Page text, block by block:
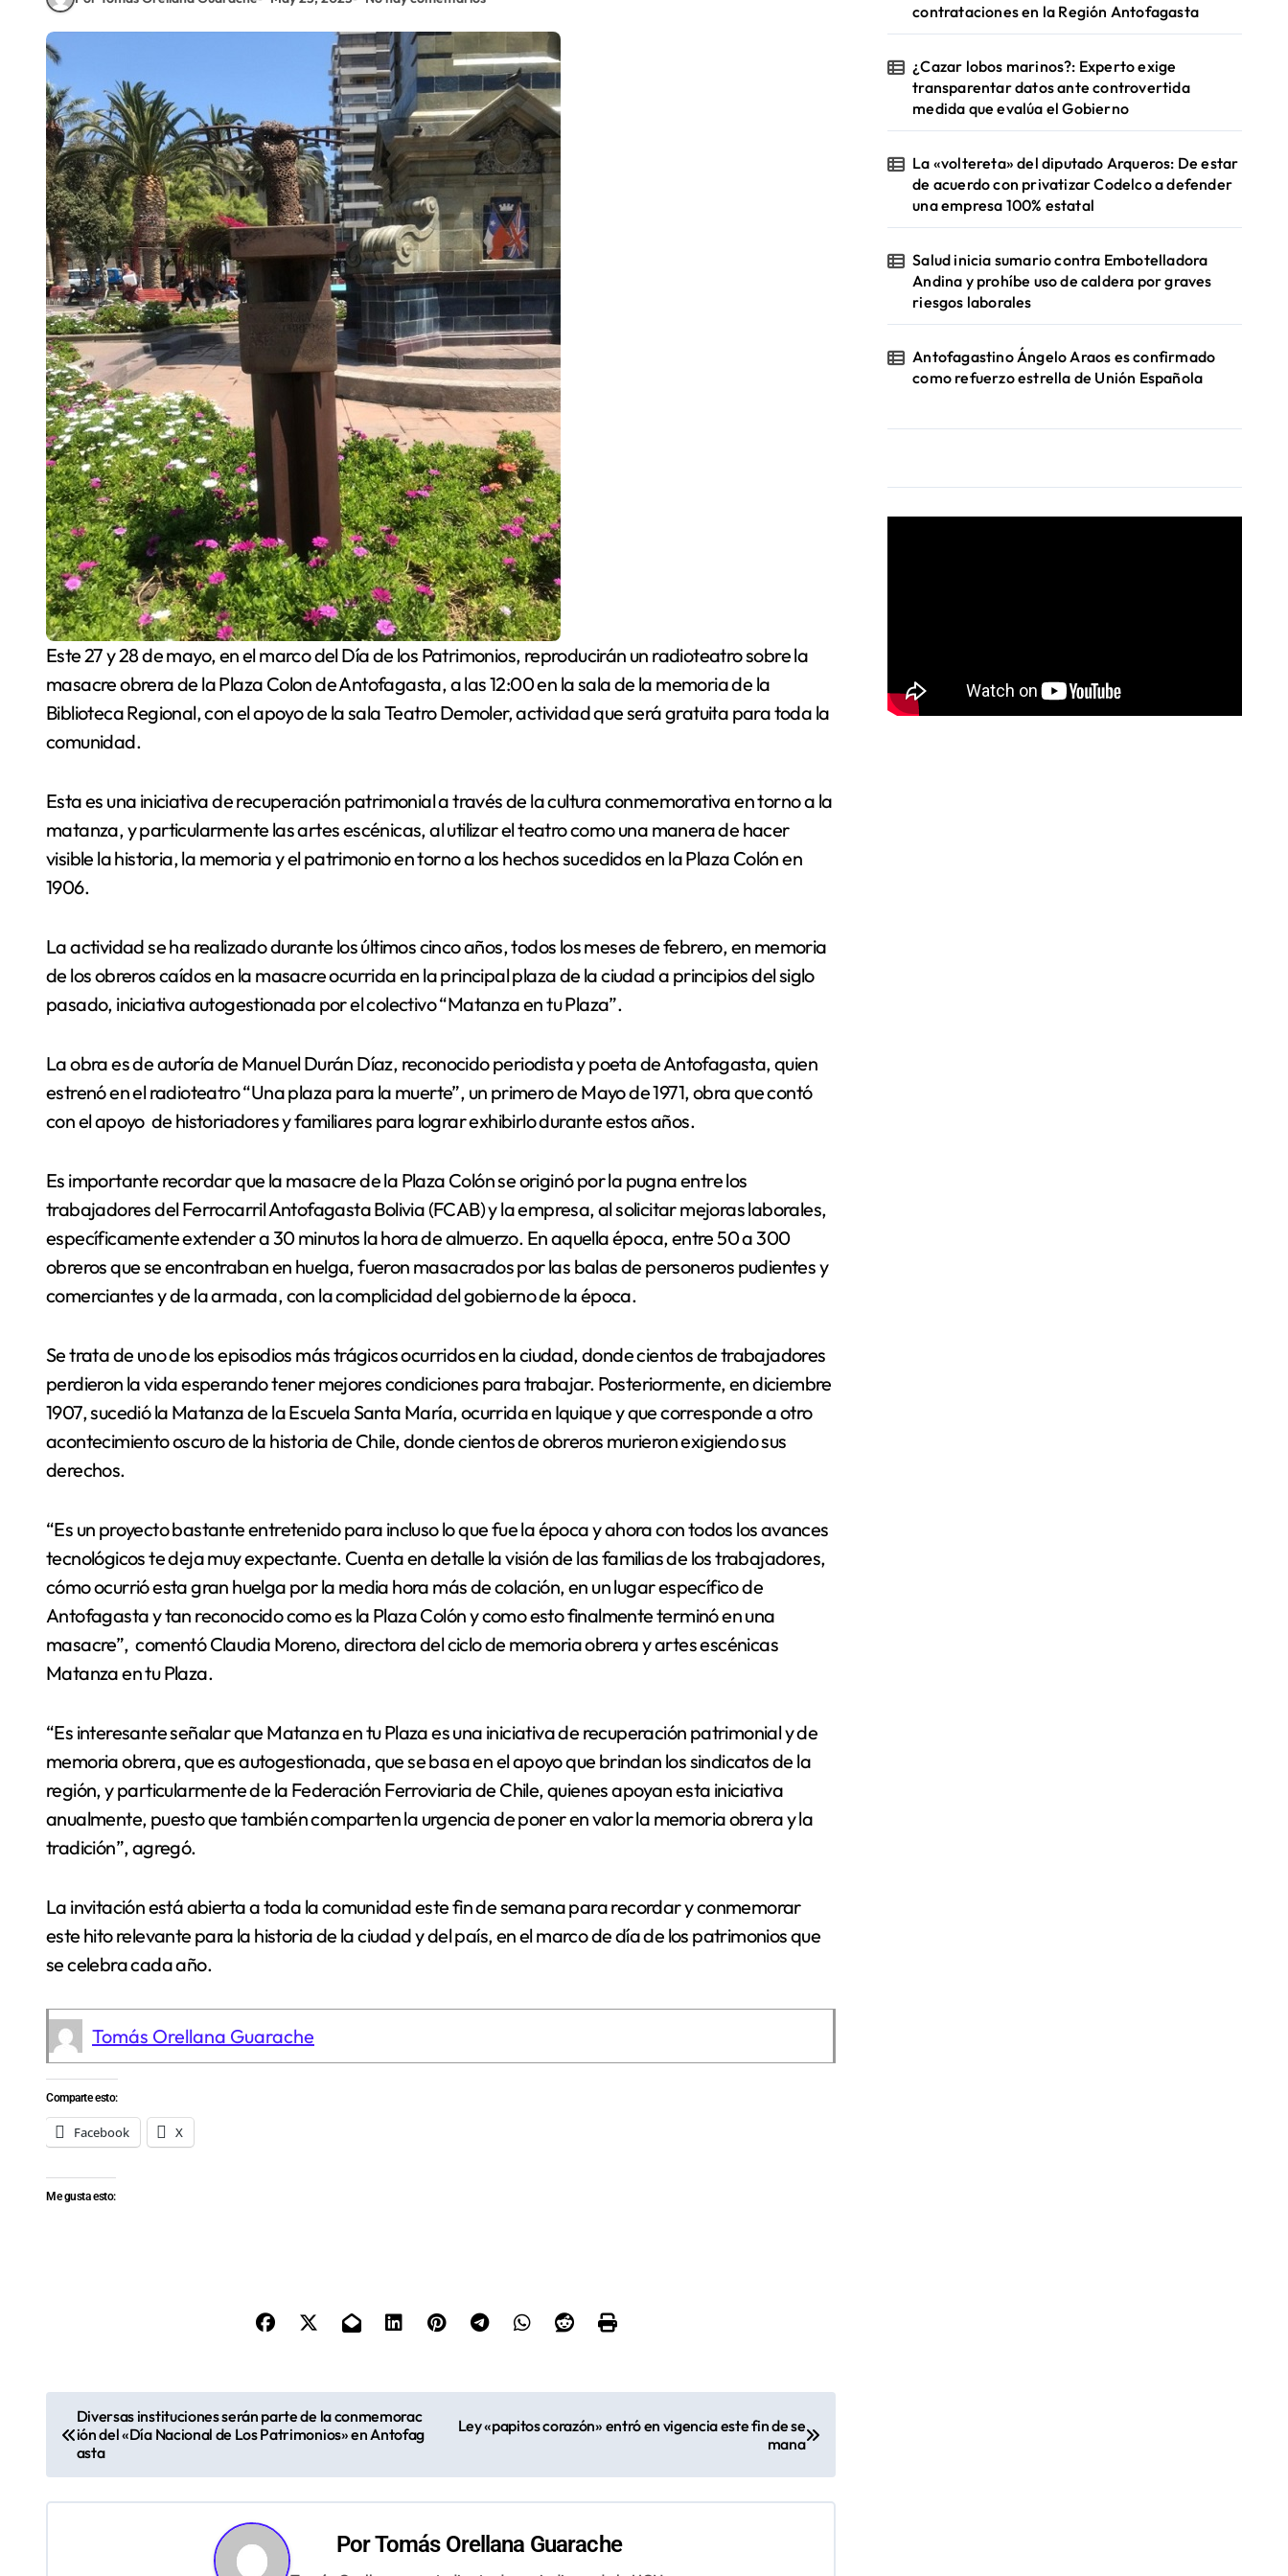
Este 27 y 28 de mayo, en el marco del Día de los Patrimonios, reproducirán un radioteatro sobre la
masacre obrera de la Plaza Colon de Antofagasta, a las 12:00 en la sala de la memoria de la
Biblioteca Regional, con el apoyo de la sala Teatro Demoler, actividad que será gratuita para toda la
comunidad.
Esta es una iniciativa de recuperación patrimonial a través de la cultura conmemorativa en torno a la
matanza, y particularmente las artes escénicas, al utilizar el teatro como una manera de hacer
visible la historia, la memoria y el patrimonio en torno a los hechos sucedidos en la Plaza Colón en
1906.
La actividad se ha realizado durante los últimos cinco años, todos los meses de febrero, en memoria
de los obreros caídos en la masacre ocurrida en la principal plaza de la ciudad a principios del siglo
pasado, iniciativa autogestionada por el colectivo “Matanza en tu Plaza”.
La obra es de autoría de Manuel Durán Díaz, reconocido periodista y poeta de Antofagasta, quien
estrenó en el radioteatro “Una plaza para la muerte”, un primero de Mayo de 1971, obra que contó
con el apoyo de historiadores y familiares para lograr exhibirlo durante estos años.
Es importante recordar que la masacre de la Plaza Colón se originó por la pugna entre los
trabajadores del Ferrocarril Antofagasta Bolivia (FCAB) y la empresa, al solicitar mejoras laborales,
específicamente extender a 30 minutos la hora de almuerzo. En aquella época, entre 50 a 300
obreros que se encontraban en huelga, fueron masacrados por las balas de personeros pudientes y
comerciantes y de la armada, con la complicidad del gobierno de la época.
Se trata de uno de los episodios más trágicos ocurridos en la ciudad, donde cientos de trabajadores
perdieron la vida esperando tener mejores condiciones para trabajar. Posteriormente, en diciembre
1907, sucedió la Matanza de la Escuela Santa María, ocurrida en Iquique y que corresponde a otro
acontecimiento oscuro de la historia de Chile, donde cientos de obreros murieron exigiendo sus
derechos.
“Es un proyecto bastante entretenido para incluso lo que fue la época y ahora con todos los avances
tecnológicos te deja muy expectante. Cuenta en detalle la visión de las familias de los trabajadores,
cómo ocurrió esta gran huelga por la media hora más de colación, en un lugar específico de
Antofagasta y tan reconocido como es la Plaza Colón y como esto finalmente terminó en una
masacre”, comentó Claudia Moreno, directora del ciclo de memoria obrera y artes escénicas
Matanza en tu Plaza.
“Es interesante señalar que Matanza en tu Plaza es una iniciativa de recuperación patrimonial y de
memoria obrera, que es autogestionada, que se basa en el apoyo que brindan los sindicatos de la
región, y particularmente de la Federación Ferroviaria de Chile, quienes apoyan esta iniciativa
anualmente, puesto que también comparten la urgencia de poner en valor la memoria obrera y la
tradición”, agregó.
La invitación está abierta a toda la comunidad este fin de semana para recordar y conmemorar
este hito relevante para la historia de la ciudad y del país, en el marco de día de los patrimonios que
se celebra cada año.
Tomás Orellana Guarache
Comparte esto:
Facebook X
Me gusta esto:
v
Diversas instituciones serán parte de la conmemorac
ión del «Día Nacional de Los Patrimonios» en Antofag
asta
Ley «papitos corazón» entró en vigencia este fin de se
mana
PorTomás Orellana Guarache
contrataciones en la Región Antofagasta
¿Cazar lobos marinos?: Experto exige
transparentar datos ante controvertida
medida que evalúa el Gobierno
La «voltereta» del diputado Arqueros: De estar
de acuerdo con privatizar Codelco a defender
una empresa 100% estatal
Salud inicia sumario contra Embotelladora
Andina y prohíbe uso de caldera por graves
riesgos laborales
Antofagastino Ángelo Araos es confirmado
como refuerzo estrella de Unión Española